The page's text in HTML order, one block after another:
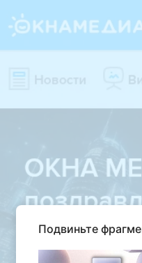
Подвиньте